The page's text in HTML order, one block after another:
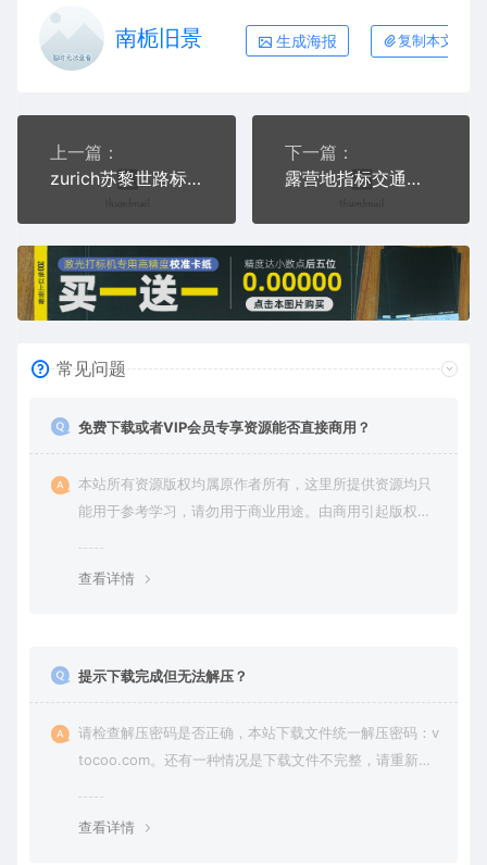
南栀旧景 生成海报 复制本文链接
上一篇：
zurich苏黎世路标交通标志运输交通图标系列布告栏绿色白色
下一篇：
露营地指标交通标志运输交通图标系列布告栏蓝色白色
常见问题
免费下载或者VIP会员专享资源能否直接商用？
本站所有资源版权均属原作者所有，这里所提供资源均只
能用于参考学习，请勿用于商业用途。由商用引起版权纠
查看详情
提示下载完成但无法解压？
请检查解压密码是否正确，本站下载文件统一解压密码：v
tocoo.com。还有一种情况是下载文件不完整，请重新下
查看详情